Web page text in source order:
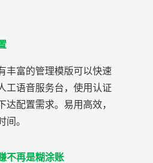
丰富的管理模版可以快速
工语音服务台，使用认证
达配置需求。易用高效，
间。
不再是糊涂账